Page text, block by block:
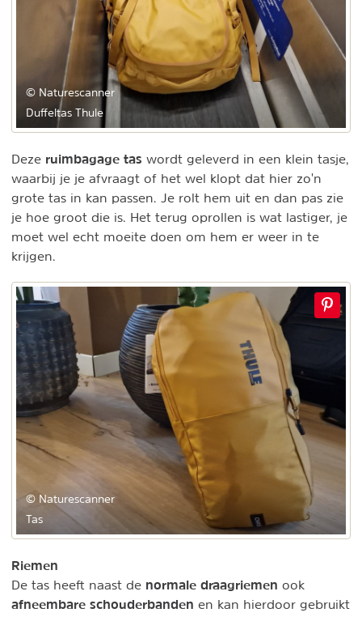
© Naturescanner
Duffeltas Thule
Deze ruimbagage tas wordt geleverd in een klein tasje,
waarbij je je afvraagt of het wel klopt dat hier zo'n
grote tas in kan passen. Je rolt hem uit en dan pas zie
je hoe groot die is. Het terug oprollen is wat lastiger, je
moet wel echt moeite doen om hem er weer in te
krijgen.
© Naturescanner
Tas
Riemen
De tas heeft naast de normale draagriemen ook
afneembare schouderbanden en kan hierdoor gebruikt